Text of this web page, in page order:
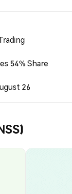
54% Share
26